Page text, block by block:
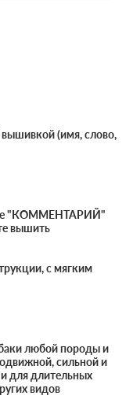
(имя, слово,
"КОММЕНТАРИЙ"
вышить
с мягким
любой породы и
сильной и
для длительных
видов